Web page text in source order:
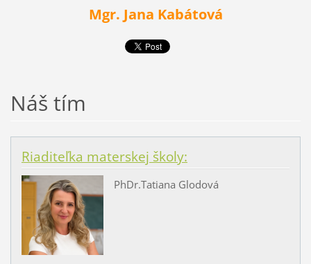
Mgr. Jana Kabátová
Náš tím
Riaditeľka materskej školy:
PhDr.Tatiana Glodová